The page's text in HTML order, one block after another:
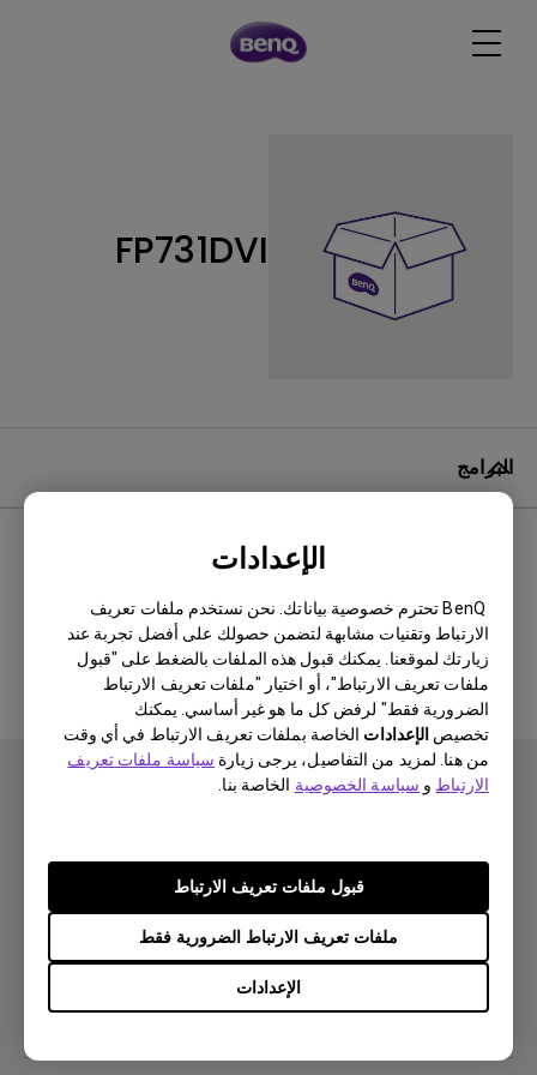
الإعدادات
BenQ تحترم خصوصية بياناتك. نحن نستخدم ملفات تعريف
الارتباط وتقنيات مشابهة لتضمن حصولك على أفضل تجربة عند
زيارتك لموقعنا. يمكنك قبول هذه الملفات بالضغط على "قبول
ملفات تعريف الارتباط"، أو اختيار "ملفات تعريف الارتباط
الضرورية فقط" لرفض كل ما هو غير أساسي. يمكنك
تخصيص الإعدادات الخاصة بملفات تعريف الارتباط في أي وقت
من هنا. لمزيد من التفاصيل، يرجى زيارة سياسة ملفات تعريف
الارتباط و سياسة الخصوصية الخاصة بنا.
الإعدادات
ملفات تعريف الارتباط الضرورية فقط
قبول ملفات تعريف الارتباط
FP731DVI
البرامج
لا يوجد برنامج أو برنامج تشغيل ذي
صلة
شاشة